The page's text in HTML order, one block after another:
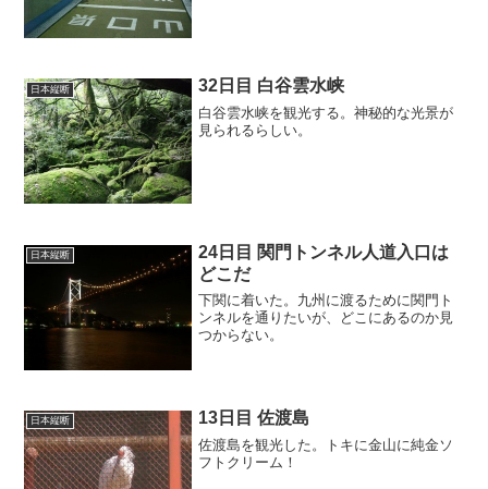
日本縦断 32日目 白谷雲水峡
白谷雲水峡を観光する。神秘的な光景が
見られるらしい。
日本縦断
24日目 関門トンネル人道入口は
どこだ
下関に着いた。九州に渡るために関門ト
ンネルを通りたいが、どこにあるのか見
つからない。
日本縦断 13日目 佐渡島
佐渡島を観光した。トキに金山に純金ソ
フトクリーム！